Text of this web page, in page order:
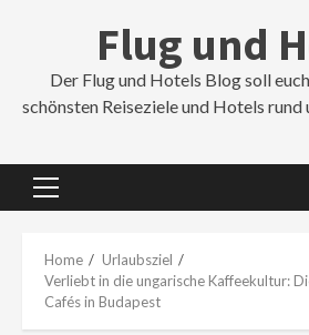
Flug und
Der Flug und Hotels Blog soll
schönsten Reiseziele und Hotels
Primary
Home
Urlaubsziel
Verliebt in die ungarische Kaffeekultur:
Cafés in Budapest